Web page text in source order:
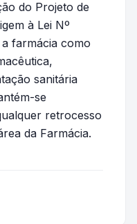
do Projeto de
à Lei Nº
a farmácia como
sanitária
se
retrocesso
da Farmácia.